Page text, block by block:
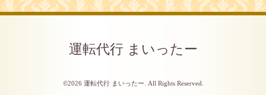
運転代行 まいったー
©2026 運転代行 まいったー . All Rights Reserved.